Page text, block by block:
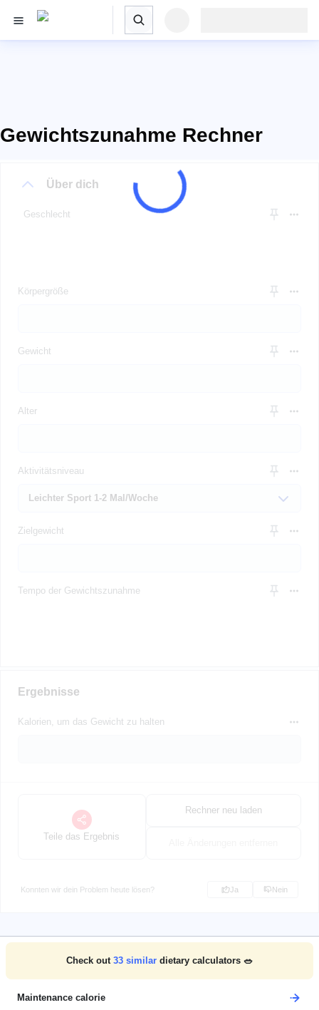
Gewichtszunahme Rechner
Über dich
Geschlecht
Körpergröße
Gewicht
Alter
Aktivitätsniveau
Zielgewicht
Tempo der Gewichtszunahme
Ergebnisse
Kalorien, um das Gewicht zu halten
Teile das Ergebnis
Rechner neu laden
Konnten wir dein Problem heute lösen? Ja Nein
Check out 33 similar dietary calculators 🥗
Maintenance calorie